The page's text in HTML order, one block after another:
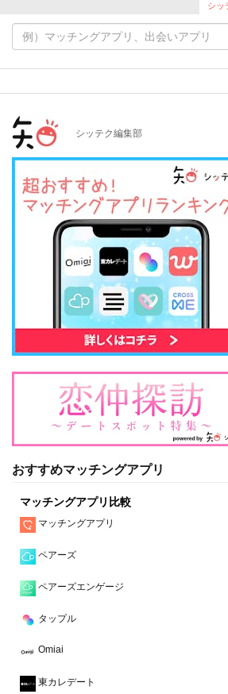
シッ
シッテク編集部
おすすめマッチングアプリ
マッチングアプリ比較
マッチングアプリ
ペアーズ
ペアーズエンゲージ
タップル
Omiai
東カレデート